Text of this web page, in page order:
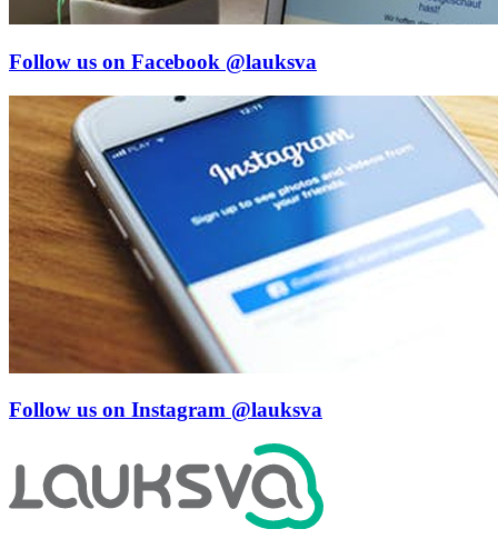
Follow us on Facebook @lauksva
Follow us on Instagram @lauksva